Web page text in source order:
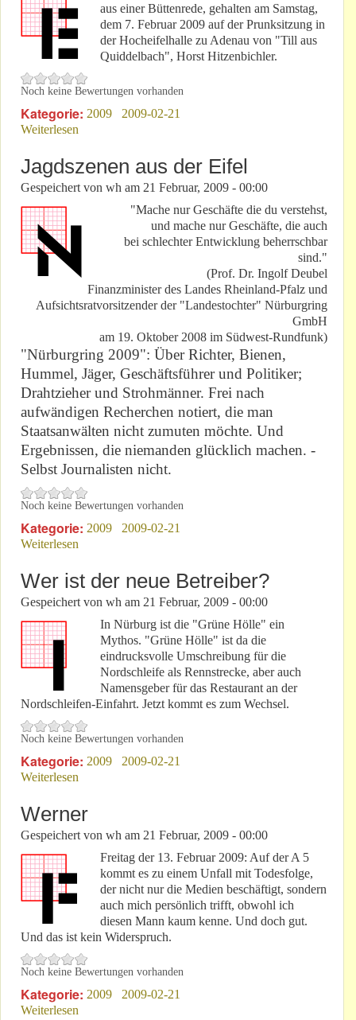
aus einer Büttenrede, gehalten am Samstag,
dem 7. Februar 2009 auf der Prunksitzung in
der Hocheifelhalle zu Adenau von "Till aus
Quiddelbach", Horst Hitzenbichler.
Noch keine Bewertungen vorhanden
Kategorie: 2009
2009-02-21
Weiterlesen
Jagdszenen aus der Eifel
Gespeichert von wh am 21 Februar, 2009 - 00:00
"Mache nur Geschäfte die du verstehst,
und mache nur Geschäfte, die auch
bei schlechter Entwicklung beherrschbar
sind."
(Prof. Dr. Ingolf Deubel
Finanzminister des Landes Rheinland-Pfalz und
Aufsichtsratvorsitzender der "Landestochter" Nürburgring
GmbH
am 19. Oktober 2008 im Südwest-Rundfunk)
"Nürburgring 2009": Über Richter, Bienen,
Hummel, Jäger, Geschäftsführer und Politiker;
Drahtzieher und Strohmänner. Frei nach
aufwändigen Recherchen notiert, die man
Staatsanwälten nicht zumuten möchte. Und
Ergebnissen, die niemanden glücklich machen. -
Selbst Journalisten nicht.
Noch keine Bewertungen vorhanden
Kategorie: 2009
2009-02-21
Weiterlesen
Wer ist der neue Betreiber?
Gespeichert von wh am 21 Februar, 2009 - 00:00
In Nürburg ist die "Grüne Hölle" ein
Mythos. "Grüne Hölle" ist da die
eindrucksvolle Umschreibung für die
Nordschleife als Rennstrecke, aber auch
Namensgeber für das Restaurant an der
Nordschleifen-Einfahrt. Jetzt kommt es zum Wechsel.
Noch keine Bewertungen vorhanden
Kategorie: 2009
2009-02-21
Weiterlesen
Werner
Gespeichert von wh am 21 Februar, 2009 - 00:00
Freitag der 13. Februar 2009: Auf der A 5
kommt es zu einem Unfall mit Todesfolge,
der nicht nur die Medien beschäftigt, sondern
auch mich persönlich trifft, obwohl ich
diesen Mann kaum kenne. Und doch gut.
Und das ist kein Widerspruch.
Noch keine Bewertungen vorhanden
Kategorie: 2009
2009-02-21
Weiterlesen